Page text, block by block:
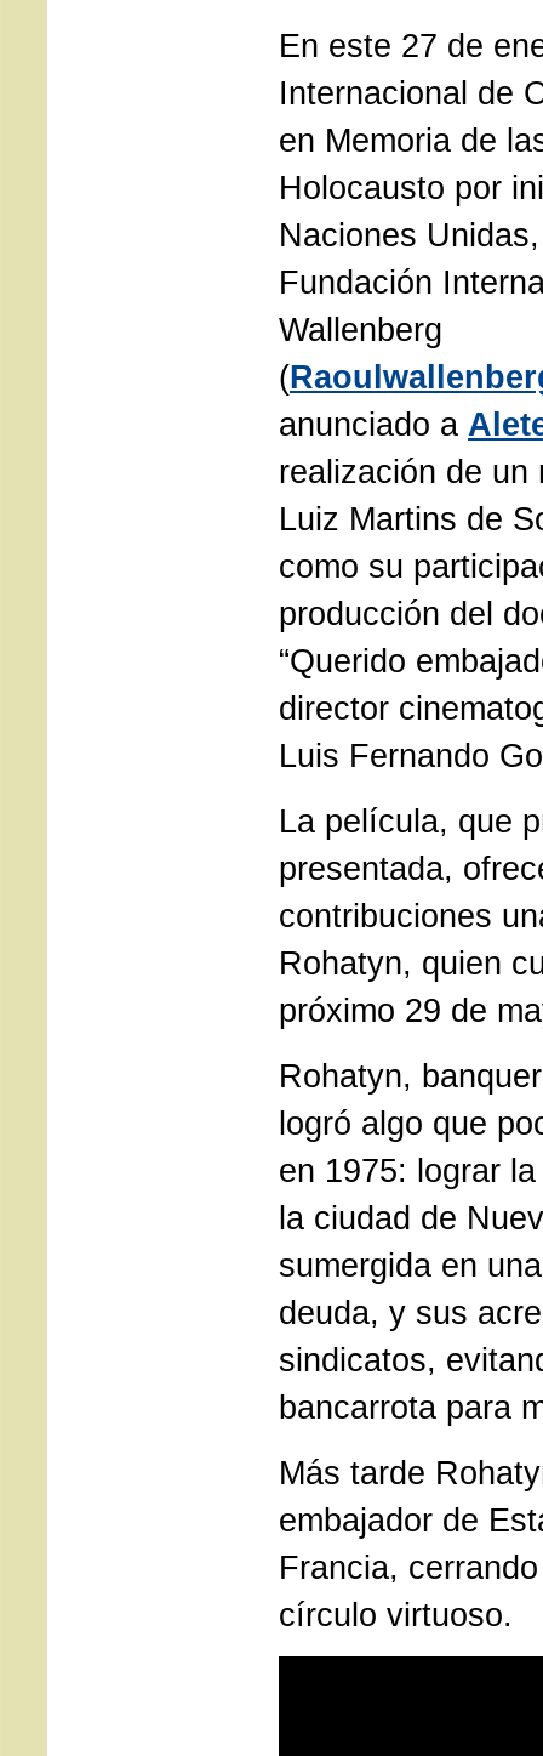
En este 27 de
Internacional de
en Memoria de
Holocausto por
Naciones
Fundación
Wallenberg
(
anunciado a
realización de un
Luiz Martins de
como su
producción del
“Querido
director
Luis Fernando
La película, que
presentada,
contribuciones
Rohatyn, quien
próximo 29 de
Rohatyn,
logró algo que
en 1975: lograr
la ciudad de
sumergida en
deuda, y sus
sindicatos,
bancarrota para
Más tarde
embajador de
Francia,
círculo virtuoso.